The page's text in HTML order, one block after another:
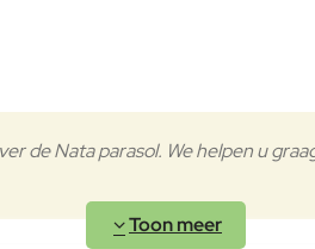
de Nata parasol. We helpen u